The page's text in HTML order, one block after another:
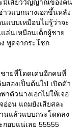
ะมีเสี้ยววิญญาณของคน
วแบกนางเอกขึ้นหลัง
แบบเหมือนไม่รู้ว่าจะ
แล่นเหมือนเด็กผู้ชา
พูดจากระโชก
ายที่โดดเด่นอีกคนที่
องเป็นต้นไป เปิดตัว
าตัวนางเอกไม่ให้เจอ
อน แถมยังเสียสละ
านแล้วแบบกระโดดลง
อบแน่เลย 55555